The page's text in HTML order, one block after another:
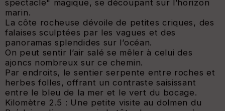
spectacle" magique, se découpant sur l’horizon
marin.
La côte rocheuse dévoile de petites criques, des
falaises sculptées par les vagues et des
panoramas splendides sur l’océan.
On peut sentir l’air salé se mêler à celui des
ajoncs nombreux sur ce chemin.
Par endroits, le sentier serpente entre roches et
herbes folles, offrant un contraste saisissant
entre le bleu de la mer et le vert du bocage.
Kilomètre 2.5 : Une petite visite au dolmen du